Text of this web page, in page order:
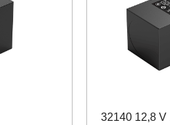
32140 12,8 V